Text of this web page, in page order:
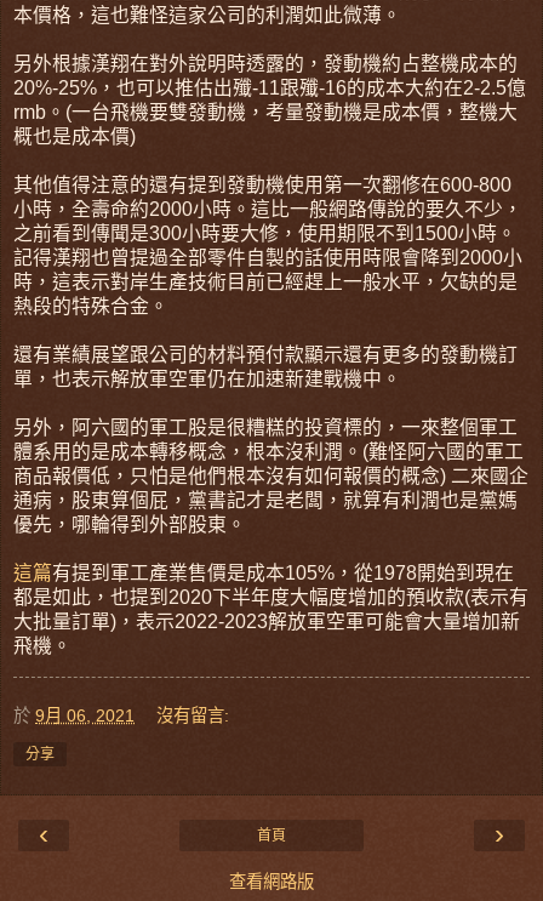
本價格，這也難怪這家公司的利潤如此微薄。
另外根據漢翔在對外說明時透露的，發動機約占整機成本的
20%-25%，也可以推估出殲-11跟殲-16的成本大約在2-2.5億
rmb。(一台飛機要雙發動機，考量發動機是成本價，整機大
概也是成本價)
其他值得注意的還有提到發動機使用第一次翻修在600-800
小時，全壽命約2000小時。這比一般網路傳說的要久不少，
之前看到傳聞是300小時要大修，使用期限不到1500小時。
記得漢翔也曾提過全部零件自製的話使用時限會降到2000小
時，這表示對岸生產技術目前已經趕上一般水平，欠缺的是
熱段的特殊合金。
還有業績展望跟公司的材料預付款顯示還有更多的發動機訂
單，也表示解放軍空軍仍在加速新建戰機中。
另外，阿六國的軍工股是很糟糕的投資標的，一來整個軍工
體系用的是成本轉移概念，根本沒利潤。(難怪阿六國的軍工
商品報價低，只怕是他們根本沒有如何報價的概念) 二來國企
通病，股東算個屁，黨書記才是老闆，就算有利潤也是黨媽
優先，哪輪得到外部股東。
這篇有提到軍工產業售價是成本105%，從1978開始到現在
都是如此，也提到2020下半年度大幅度增加的預收款(表示有
大批量訂單)，表示2022-2023解放軍空軍可能會大量增加新
飛機。
於 9月 06, 2021 沒有留言:
分享
‹ ›
首頁
查看網路版